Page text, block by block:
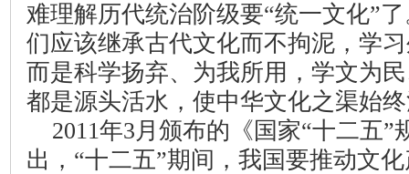
难理解历代统治阶级要“统一文化”
们应该继承古代文化而不拘泥，学
而是科学扬弃、为我所用，学文为
都是源头活水，使中华文化之渠始
2011年3月颁布的《国家“十二五”
出，“十二五”期间，我国要推动文